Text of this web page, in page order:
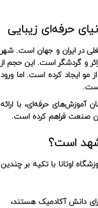
حرفه‌ای زیبایی
در ایران و جهان است. شهر
و گردشگر است. این حجم از
مو ایجاد کرده است. اما ورود
حرفه‌ای، با ارائه
این صنعت فراهم کرده است.
است؟
اوتانا با تکیه بر چندین
دانش آکادمیک هستند،